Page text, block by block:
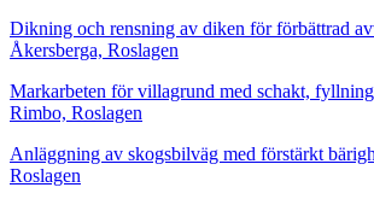
Dikning och rensning av diken för förbättrad
Åkersberga, Roslagen
Markarbeten för villagrund med schakt,
Rimbo, Roslagen
Anläggning av skogsbilväg med förstärkt
Roslagen